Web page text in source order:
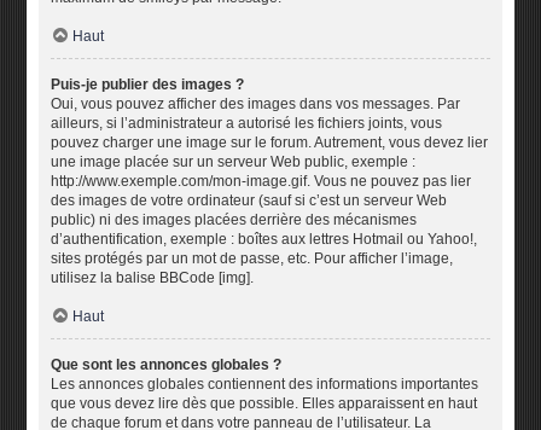
Haut
Puis-je publier des images ?
Oui, vous pouvez afficher des images dans vos messages. Par
ailleurs, si l’administrateur a autorisé les fichiers joints, vous
pouvez charger une image sur le forum. Autrement, vous devez lier
une image placée sur un serveur Web public, exemple :
http://www.exemple.com/mon-image.gif. Vous ne pouvez pas lier
des images de votre ordinateur (sauf si c’est un serveur Web
public) ni des images placées derrière des mécanismes
d’authentification, exemple : boîtes aux lettres Hotmail ou Yahoo!,
sites protégés par un mot de passe, etc. Pour afficher l’image,
utilisez la balise BBCode [img].
Haut
Que sont les annonces globales ?
Les annonces globales contiennent des informations importantes
que vous devez lire dès que possible. Elles apparaissent en haut
de chaque forum et dans votre panneau de l’utilisateur. La